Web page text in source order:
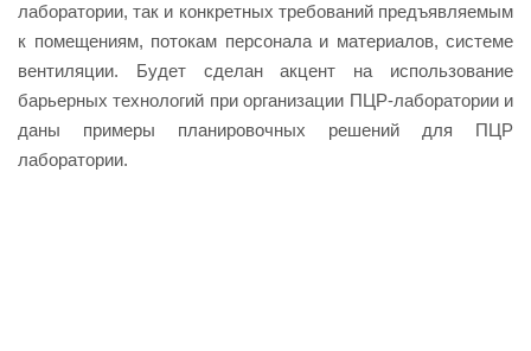
лаборатории, так и конкретных требований предъявляемым
к помещениям, потокам персонала и материалов, системе
вентиляции. Будет сделан акцент на использование
барьерных технологий при организации ПЦР-лаборатории и
даны примеры планировочных решений для ПЦР
лаборатории.